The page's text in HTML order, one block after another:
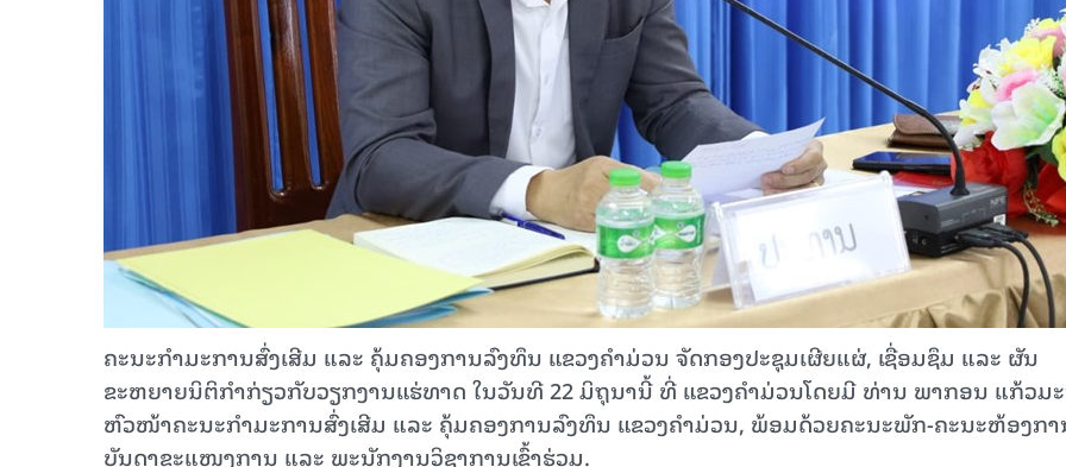
ຄະນະກໍາມະການສົ່ງເສີມ ແລະ ຄຸ້ມຄອງການລົງທຶນ ແຂວງຄໍາມ່ວນ ຈັດກອງປະຊຸມເຜີຍແຜ່, ເຊື່ອມຊຶມ ແລະ ຜັນ
ຂະຫຍາຍນິຕິກຳກ່ຽວກັບວຽກງານແຮ່ທາດ ໃນ​ວັນ​ທີ 22 ມິ​ຖຸ​ນາ​ນີ້ ທີ່ ແຂວງ​ຄຳ​ມ່ວນໂດຍມີ ທ່ານ ພາກອນ ແກ້ວມ
ຫົວໜ້າຄະນະກຳມະການສົ່ງເສີມ ແລະ ຄຸ້ມຄອງການລົງທຶນ ແຂວງຄໍາມ່ວນ, ພ້ອມດ້ວຍຄະນະພັກ-ຄະນະຫ້ອງກ
ບັນດາຂະແໜງການ ແລະ ພະນັກງານວິຊາການເຂົ້າຮ່ວມ.